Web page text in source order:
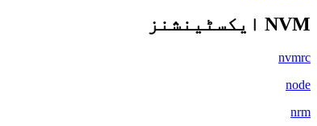
NVM ایکسٹینشنز
nvmrc
node
nrm